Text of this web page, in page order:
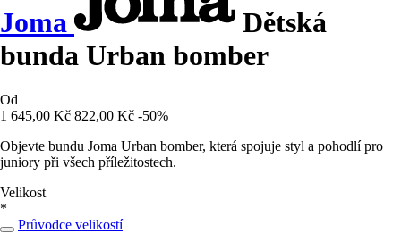
Joma
Dětská
bunda Urban bomber
Od
1 645,00 Kč 822,00 Kč -50%
Objevte bundu Joma Urban bomber, která spojuje styl a pohodlí pro
juniory při všech příležitostech.
Velikost
*
Průvodce velikostí